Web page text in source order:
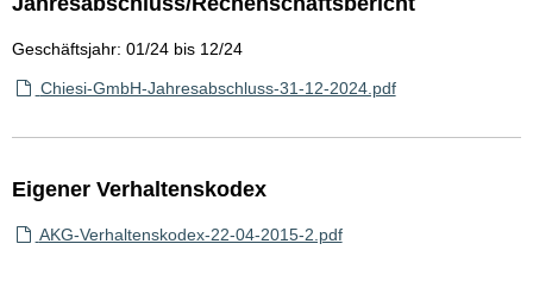
Geschäftsjahr: 01/24 bis 12/24
Chiesi-GmbH-Jahresabschluss-31-12-2024.pdf
Eigener Verhaltenskodex
AKG-Verhaltenskodex-22-04-2015-2.pdf